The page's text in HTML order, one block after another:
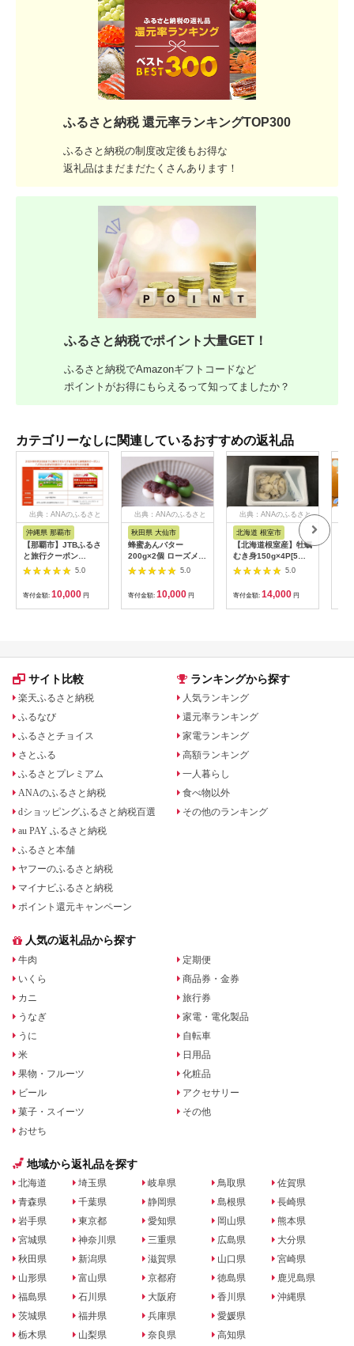
ふるさと納税 還元率ランキングTOP300
ふるさと納税の制度改定後もお得な
返礼品はまだまだたくさんあります！
ふるさと納税でポイント大量GET！
ふるさと納税でAmazonギフトコードなど
ポイントがお得にもらえるって知ってましたか？
カテゴリーなしに関連しているおすすめの返礼品
出典：ANAのふるさと
沖縄県 那覇市
【那覇市】JTBふるさ
と旅行クーポン
（3,000円分）有効期
間3年（Eメール発
行）｜旅行 トラベル
予約 国内旅行 JTB 宿
泊 観光 体験 旅行券
人気 おすすめ 旅行ク
ン ネット予約 電話 有
5.0
寄付金額: 10,000 円
出典：ANAのふるさと
秋田県 大仙市
蜂蜜あんバター
200g×2個 ローズメイ
[あんバター はちみ
つ 発酵バター あん
こ 水あめ不使用 秋
田県 大仙市]
5.0
寄付金額: 10,000 円
出典：ANAのふるさと
納税
北海道 根室市
【北海道根室産】牡蠣
むき身150g×4P[5月
下旬以降発送] A-
5.0
寄付金額: 14,000 円
サイト比較
楽天ふるさと納税
ふるなび
ふるさとチョイス
さとふる
ふるさとプレミアム
ANAのふるさと納税
dショッピングふるさと納税百選
au PAY ふるさと納税
ふるさと本舗
ヤフーのふるさと納税
マイナビふるさと納税
ポイント還元キャンペーン
ランキングから探す
人気ランキング
還元率ランキング
家電ランキング
高額ランキング
一人暮らし
食べ物以外
その他のランキング
人気の返礼品から探す
牛肉
いくら
カニ
うなぎ
うに
米
果物・フルーツ
ビール
菓子・スイーツ
おせち
定期便
商品券・金券
旅行券
家電・電化製品
自転車
日用品
化粧品
アクセサリー
その他
地域から返礼品を探す
北海道
青森県
岩手県
宮城県
秋田県
山形県
福島県
茨城県
栃木県
埼玉県
千葉県
東京都
神奈川県
新潟県
富山県
石川県
福井県
山梨県
岐阜県
静岡県
愛知県
三重県
滋賀県
京都府
大阪府
兵庫県
奈良県
鳥取県
島根県
岡山県
広島県
山口県
徳島県
香川県
愛媛県
高知県
佐賀県
長崎県
熊本県
大分県
宮崎県
鹿児島県
沖縄県